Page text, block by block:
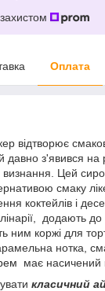
Оплата
відтворює
давно з'явився
Цей
смаку
коктейлів і
додають
ним коржі для
нотка,
має насичений
класичний